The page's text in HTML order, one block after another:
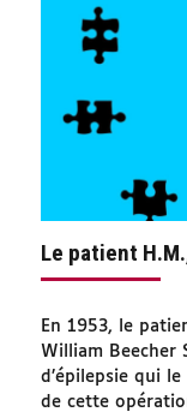
Le patient
En 1953, le
William Beecher
d’épilepsie qui
de cette